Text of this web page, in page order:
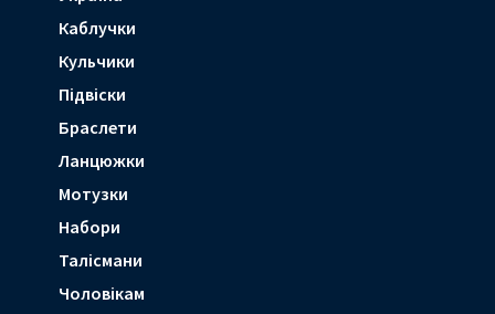
Каблучки
Кульчики
Підвіски
Браслети
Ланцюжки
Мотузки
Набори
Талісмани
Чоловікам